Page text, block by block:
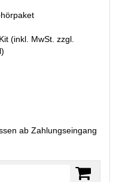
(inkl. MwSt. zzgl.
)
ab Zahlungseingang